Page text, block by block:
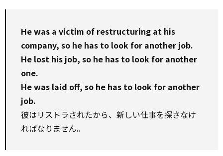
He was a victim of restructuring at his
company, so he has to look for another job.
He lost his job, so he has to look for another
one.
He was laid off, so he has to look for another
job.
彼はリストラされたから、新しい仕事を探さなけ
ればなりません。